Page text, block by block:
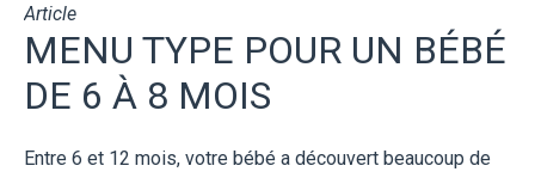
Article
MENU TYPE POUR UN BÉBÉ
DE 6 À 8 MOIS
Entre 6 et 12 mois, votre bébé a découvert beaucoup de